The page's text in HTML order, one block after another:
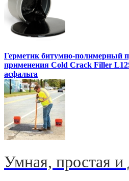
Герметик битумно-полимерный
применения Cold Crack Filler
асфальта
Умная, простая и